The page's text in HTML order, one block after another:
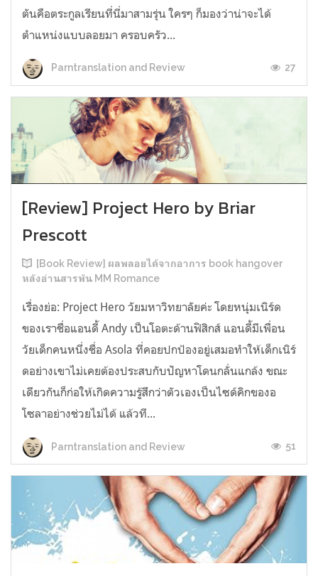
ตันคือตระกูลเรียนที่นี่มาสามรุ่น ใครๆ ก็มองว่าน่าจะได้
ตำแหน่งแบบลอยมา ครอบครัว...
Parntranslation and Review 27
[Review] Project Hero by Briar
Prescott
[Book Review] ผลพลอยได้จากอาการ book hangover
หลังอ่านสารพัน MM Romance
เรื่องย่อ: Project Hero วัยมหาวิทยาลัยค่ะ โดยหนุ่มเนิร์ด
ของเราชื่อแอนดี้ Andy เป็นโอตะด้านฟิสิกส์ แอนดี้มีเพื่อน
วัยเด็กคนหนึ่งชื่อ Asola ที่คอยปกป้องอยู่เสมอทำให้เด็กเนิร์
ดอย่างเขาไม่เคยต้องประสบกับปัญหาโดนกลั่นแกล้ง ขณะ
เดียวกันก็ก่อให้เกิดความรู้สึกว่าตัวเองเป็นไซด์คิกของอ
โซลาอย่างช่วยไม่ได้ แล้วที...
Parntranslation and Review 51